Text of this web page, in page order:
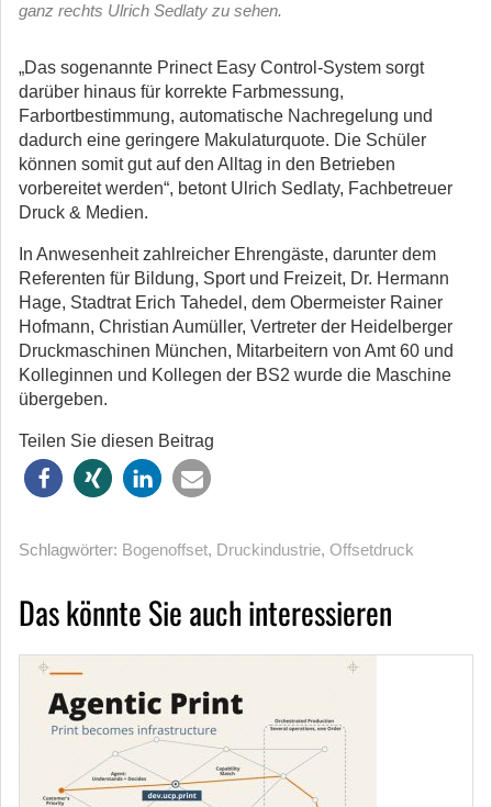
ganz rechts Ulrich Sedlaty zu sehen.
„Das sogenannte Prinect Easy Control-System sorgt
darüber hinaus für korrekte Farbmessung,
Farbortbestimmung, automatische Nachregelung und
dadurch eine geringere Makulaturquote. Die Schüler
können somit gut auf den Alltag in den Betrieben
vorbereitet werden“, betont Ulrich Sedlaty, Fachbetreuer
Druck & Medien.
In Anwesenheit zahlreicher Ehrengäste, darunter dem
Referenten für Bildung, Sport und Freizeit, Dr. Hermann
Hage, Stadtrat Erich Tahedel, dem Obermeister Rainer
Hofmann, Christian Aumüller, Vertreter der Heidelberger
Druckmaschinen München, Mitarbeitern von Amt 60 und
Kolleginnen und Kollegen der BS2 wurde die Maschine
übergeben.
Teilen Sie diesen Beitrag
Schlagwörter: Bogenoffset, Druckindustrie, Offsetdruck
Das könnte Sie auch interessieren